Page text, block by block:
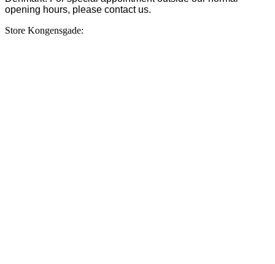
opening hours, please contact us.
Store Kongensgade: